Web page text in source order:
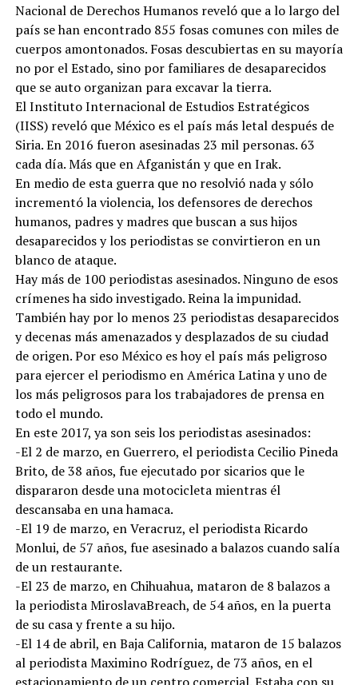
Nacional de Derechos Humanos reveló que a lo largo del
país se han encontrado 855 fosas comunes con miles de
cuerpos amontonados. Fosas descubiertas en su mayoría
no por el Estado, sino por familiares de desaparecidos
que se auto organizan para excavar la tierra.
El Instituto Internacional de Estudios Estratégicos
(IISS) reveló que México es el país más letal después de
Siria. En 2016 fueron asesinadas 23 mil personas. 63
cada día. Más que en Afganistán y que en Irak.
En medio de esta guerra que no resolvió nada y sólo
incrementó la violencia, los defensores de derechos
humanos, padres y madres que buscan a sus hijos
desaparecidos y los periodistas se convirtieron en un
blanco de ataque.
Hay más de 100 periodistas asesinados. Ninguno de esos
crímenes ha sido investigado. Reina la impunidad.
También hay por lo menos 23 periodistas desaparecidos
y decenas más amenazados y desplazados de su ciudad
de origen. Por eso México es hoy el país más peligroso
para ejercer el periodismo en América Latina y uno de
los más peligrosos para los trabajadores de prensa en
todo el mundo.
En este 2017, ya son seis los periodistas asesinados:
-El 2 de marzo, en Guerrero, el periodista Cecilio Pineda
Brito, de 38 años, fue ejecutado por sicarios que le
dispararon desde una motocicleta mientras él
descansaba en una hamaca.
-El 19 de marzo, en Veracruz, el periodista Ricardo
Monlui, de 57 años, fue asesinado a balazos cuando salía
de un restaurante.
-El 23 de marzo, en Chihuahua, mataron de 8 balazos a
la periodista MiroslavaBreach, de 54 años, en la puerta
de su casa y frente a su hijo.
-El 14 de abril, en Baja California, mataron de 15 balazos
al periodista Maximino Rodríguez, de 73 años, en el